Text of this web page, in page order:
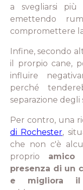
a svegliarsi più
emettendo
compromettere
Infine, secondo
il prorpio cane,
influire
perché
separazione degli
Per contro, una
di Rochester,
che non c'è
proprio amico
presenza di un
e migliora il